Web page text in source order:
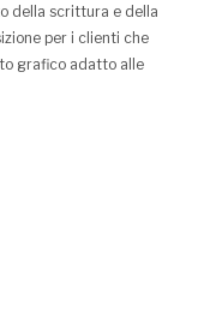
della scrittura e della
per i clienti che
grafico adatto alle